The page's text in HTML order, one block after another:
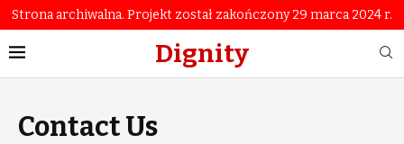
Strona archiwalna. Projekt został zakończony 29 marca 2024 r.
Dignity
Contact Us